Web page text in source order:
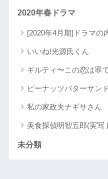
2020年春ドラマ
[2020年4月期]ドラマの
いいね!光源氏くん
ギルティ〜この恋は罪
ピーナッツバターサン
私の家政夫ナギサさん
美食探偵明智五郎(実写
未分類